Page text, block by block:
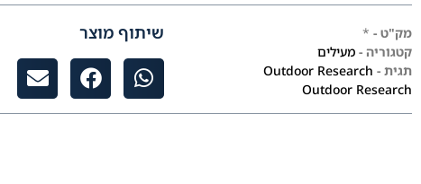
מק"ט - *
קטגוריה - מעילים
תגית - Outdoor Research
Outdoor Research
שיתוף מוצר